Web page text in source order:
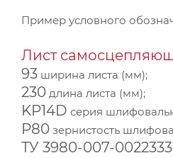
Пример условного
Лист
93 ширина листа (мм);
230 длина листа (мм);
KP14D серия
Р80 зернистость
ТУ 3980-007-